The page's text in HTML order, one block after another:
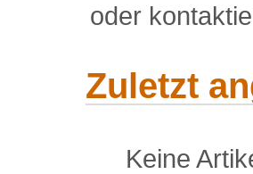
oder
Zuletzt
Keine